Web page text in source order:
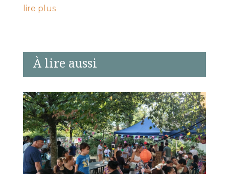
lire plus
À lire aussi